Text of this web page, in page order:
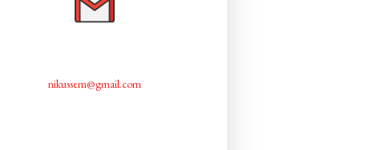
nikussem@gmail.com